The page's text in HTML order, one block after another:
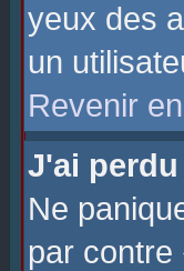
yeux des
un
Revenir
J'ai
Ne
par